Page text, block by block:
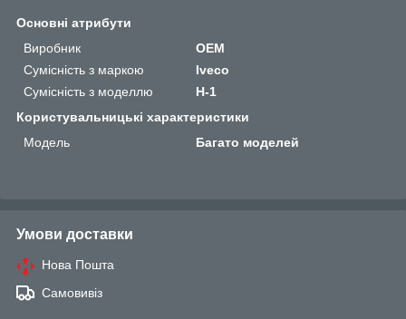
Основні атрибути
Виробник
OEM
Сумісність з маркою
Iveco
Сумісність з моделлю
H-1
Користувальницькі характеристики
Мoдель
Багато моделей
Умови доставки
Нова Пошта
Самовивіз